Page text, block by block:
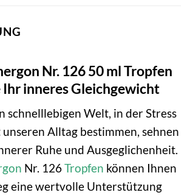
Nr. 126 50 ml Tropfen
Ihr inneres Gleichgewicht
schnelllebigen Welt, in der Stress
Alltag bestimmen, sehnen
Ruhe und Ausgeglichenheit.
Nr. 126Tropfen können Ihnen
eine wertvolle Unterstützung